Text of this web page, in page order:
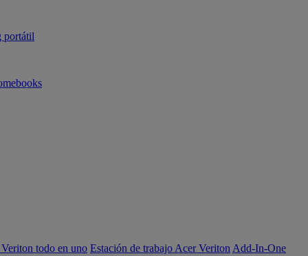
portátil
todo en uno Estación de trabajo Acer Veriton Add-In-One